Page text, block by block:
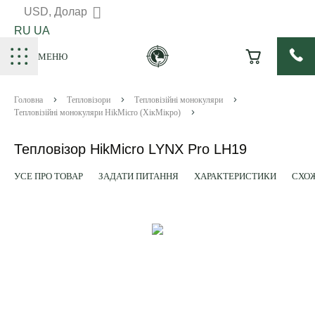
USD, Долар
RU UA
МЕНЮ
Головна Тепловізори
Тепловізійні монокуляри
Тепловізійні монокуляри HikMicro (ХікМікро)
Тепловізор HikMicro LYNX Pro LH19
УСЕ ПРО ТОВАР ЗАДАТИ ПИТАННЯ ХАРАКТЕРИСТИКИ